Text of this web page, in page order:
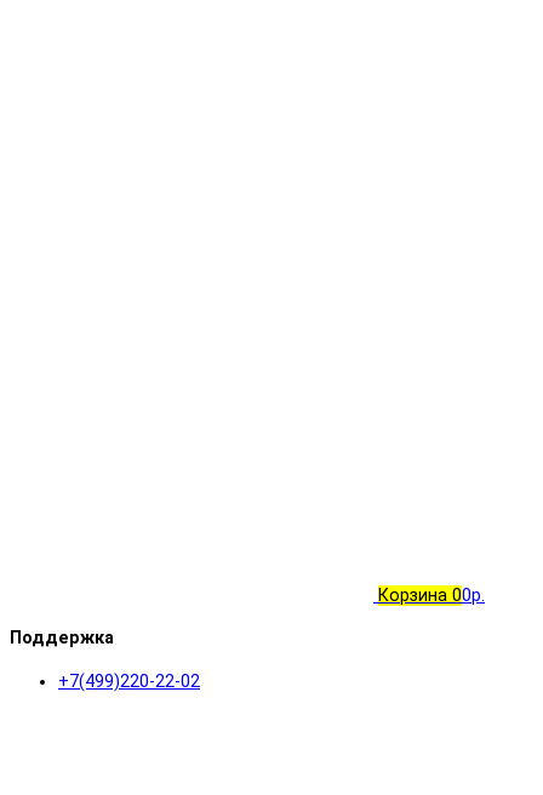
Корзина 00р.
Поддержка
+7(499)220-22-02